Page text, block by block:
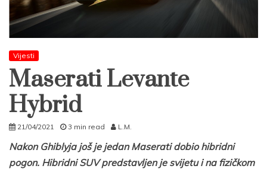
Vijesti
Maserati Levante
Hybrid
21/04/2021 3 min read L.M.
Nakon Ghiblyja još je jedan Maserati dobio hibridni
pogon. Hibridni SUV predstavljen je svijetu i na fizičkom